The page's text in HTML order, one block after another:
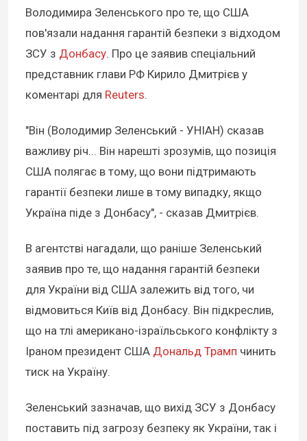
Володимира Зеленського про те, що США
пов'язали надання гарантій безпеки з відходом
ЗСУ з Донбасу. Про це заявив спеціальний
представник глави РФ Кирило Дмитрієв у
коментарі для Reuters.
"Він (Володимир Зеленський - УНІАН) сказав
важливу річ... Він нарешті зрозумів, що позиція
США полягає в тому, що вони підтримають
гарантії безпеки лише в тому випадку, якщо
Україна піде з Донбасу", - сказав Дмитрієв.
В агентстві нагадали, що раніше Зеленський
заявив про те, що надання гарантій безпеки
для України від США залежить від того, чи
відмовиться Київ від Донбасу. Він підкреслив,
що на тлі американо-ізраїльського конфлікту з
Іраном президент США Дональд Трамп чинить
тиск на Україну.
Зеленський зазначав, що вихід ЗСУ з Донбасу
поставить під загрозу безпеку як України, так і